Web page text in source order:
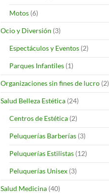
Motos (6)
Ocio y Diversión (3)
Espectáculos y Eventos (2)
Parques Infantiles (1)
Organizaciones sin fines de lucro (2)
Salud Belleza Estética (24)
Centros de Estética (2)
Peluquerías Barberías (3)
Peluquerías Estilistas (12)
Peluquerías Unisex (3)
Salud Medicina (40)